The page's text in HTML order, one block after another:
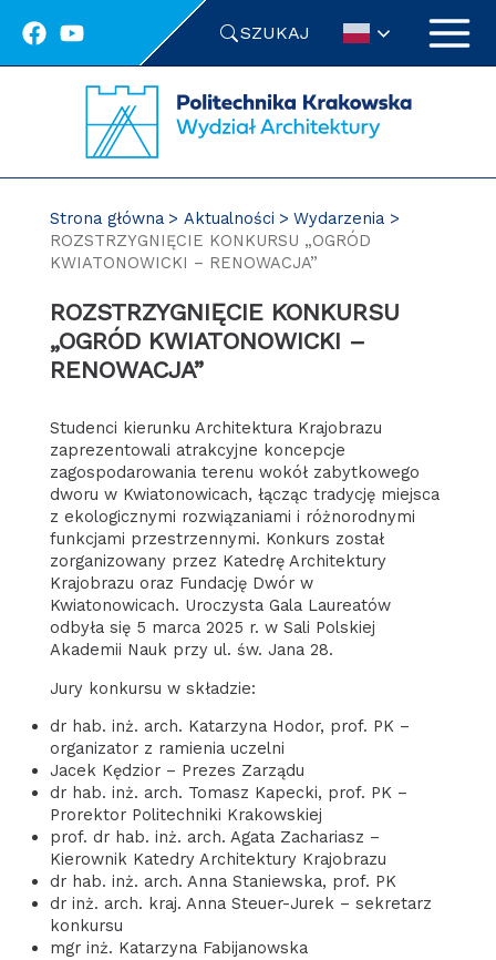
SZUKAJ
Strona główna Aktualności
Wydarzenia
ROZSTRZYGNIĘCIE KONKURSU „OGRÓD
KWIATONOWICKI – RENOWACJA”
ROZSTRZYGNIĘCIE KONKURSU
„OGRÓD KWIATONOWICKI –
RENOWACJA”
Studenci kierunku Architektura Krajobrazu
zaprezentowali atrakcyjne koncepcje
zagospodarowania terenu wokół zabytkowego
dworu w Kwiatonowicach, łącząc tradycję miejsca
z ekologicznymi rozwiązaniami i różnorodnymi
funkcjami przestrzennymi. Konkurs został
zorganizowany przez Katedrę Architektury
Krajobrazu oraz Fundację Dwór w
Kwiatonowicach. Uroczysta Gala Laureatów
odbyła się 5 marca 2025 r. w Sali Polskiej
Akademii Nauk przy ul. św. Jana 28.
Jury konkursu w składzie:
dr hab. inż. arch. Katarzyna Hodor, prof. PK –
organizator z ramienia uczelni
Jacek Kędzior – Prezes Zarządu
dr hab. inż. arch. Tomasz Kapecki, prof. PK –
Prorektor Politechniki Krakowskiej
prof. dr hab. inż. arch. Agata Zachariasz –
Kierownik Katedry Architektury Krajobrazu
dr hab. inż. arch. Anna Staniewska, prof. PK
dr inż. arch. kraj. Anna Steuer-Jurek – sekretarz
konkursu
mgr inż. Katarzyna Fabijanowska